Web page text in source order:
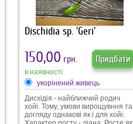
Dischidia sp. 'Geri'
150,00 грн. Придбати
в наявності
укорінений живець
Дисхідія - найближчий родич
хойі. Тому, умови вирощувння та
догляду однакові як і для хойі.